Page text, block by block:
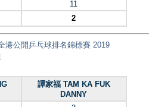
11
2
港公開乒乓球排名錦標賽 2019
譚家福 TAM KA FUK
DANNY